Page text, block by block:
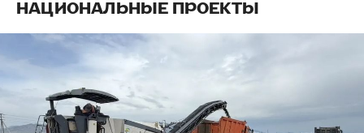
НАЦИОНАЛЬНЫЕ ПРОЕКТЫ